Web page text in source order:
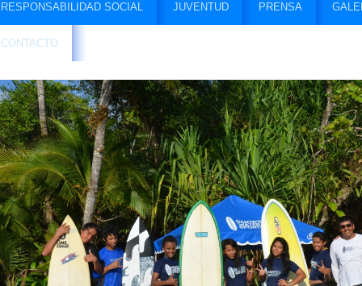
RESPONSABILIDAD SOCIAL JUVENTUD PRENSA
CONTACTO